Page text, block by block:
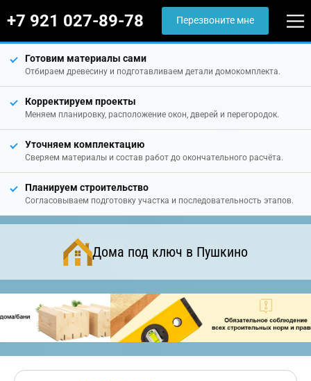
+7 921 027-89-78 Перезвоните мне
Готовим материалы сами
Отбираем древесину и подготавливаем детали домокомплекта.
Корректируем проекты
Меняем планировку, расположение окон, дверей и перегородок.
Уточняем комплектацию
Сверяем материалы и состав работ до окончательного расчёта.
Планируем строительство
Согласовываем подготовку участка и последовательность этапов.
Дома под ключ в Пушкино